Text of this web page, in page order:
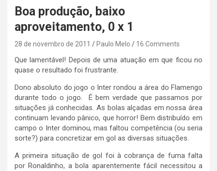
Boa produção, baixo
aproveitamento, 0 x 1
28 de novembro de 2011 Paulo Melo 16 Comments
Que lamentável! Depois de uma atuação em que ficou no
quase o resultado foi frustrante.
Dono absoluto do jogo o Inter rondou a área do Flamengo
durante todo o jogo. É bem verdade que passamos por
situações já conhecidas. As bolas alçadas em nossa área
continuam levando pânico, que horror! Bem distribuído em
campo o Inter dominou, mas faltou competência (ou seria
sorte?) para concretizar em gol as diversas situações.
A primeira situação de gol foi à cobrança de fuma falta
por Ronaldinho, a bola aparentemente fácil necessitou a